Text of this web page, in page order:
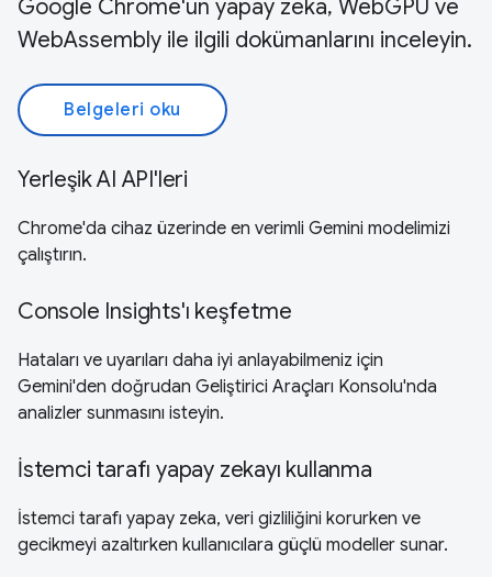
Google Chrome'un yapay zeka, WebGPU ve
WebAssembly ile ilgili dokümanlarını inceleyin.
Belgeleri oku
Yerleşik AI API'leri
Chrome'da cihaz üzerinde en verimli Gemini modelimizi
çalıştırın.
Console Insights'ı keşfetme
Hataları ve uyarıları daha iyi anlayabilmeniz için
Gemini'den doğrudan Geliştirici Araçları Konsolu'nda
analizler sunmasını isteyin.
İstemci tarafı yapay zekayı kullanma
İstemci tarafı yapay zeka, veri gizliliğini korurken ve
gecikmeyi azaltırken kullanıcılara güçlü modeller sunar.